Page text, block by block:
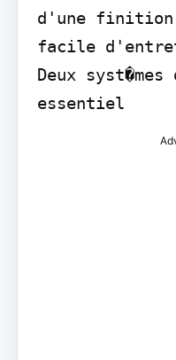
d'une
facile
Deux
essentiel